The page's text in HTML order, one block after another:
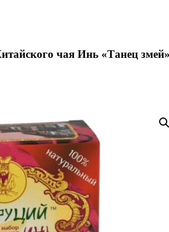
чая Инь «Танец змей»